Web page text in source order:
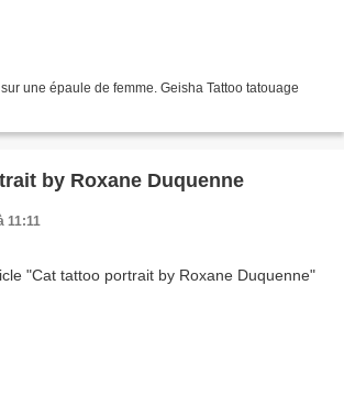
une épaule de femme. Geisha Tattoo tatouage
by Roxane Duquenne
11:11